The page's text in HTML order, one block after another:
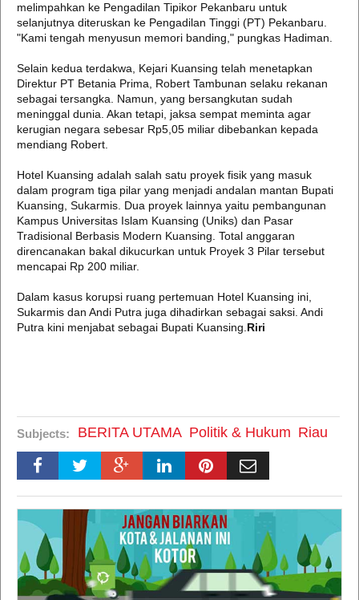
melimpahkan ke Pengadilan Tipikor Pekanbaru untuk
selanjutnya diteruskan ke Pengadilan Tinggi (PT) Pekanbaru.
"Kami tengah menyusun memori banding," pungkas Hadiman.
Selain kedua terdakwa, Kejari Kuansing telah menetapkan
Direktur PT Betania Prima, Robert Tambunan selaku rekanan
sebagai tersangka. Namun, yang bersangkutan sudah
meninggal dunia. Akan tetapi, jaksa sempat meminta agar
kerugian negara sebesar Rp5,05 miliar dibebankan kepada
mendiang Robert.
Hotel Kuansing adalah salah satu proyek fisik yang masuk
dalam program tiga pilar yang menjadi andalan mantan Bupati
Kuansing, Sukarmis. Dua proyek lainnya yaitu pembangunan
Kampus Universitas Islam Kuansing (Uniks) dan Pasar
Tradisional Berbasis Modern Kuansing. Total anggaran
direncanakan bakal dikucurkan untuk Proyek 3 Pilar tersebut
mencapai Rp 200 miliar.
Dalam kasus korupsi ruang pertemuan Hotel Kuansing ini,
Sukarmis dan Andi Putra juga dihadirkan sebagai saksi. Andi
Putra kini menjabat sebagai Bupati Kuansing. Riri
Subjects: BERITA UTAMA Politik & Hukum Riau